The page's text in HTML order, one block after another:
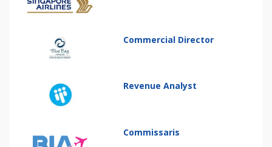
Commercial Director
Revenue Analyst
Commissaris